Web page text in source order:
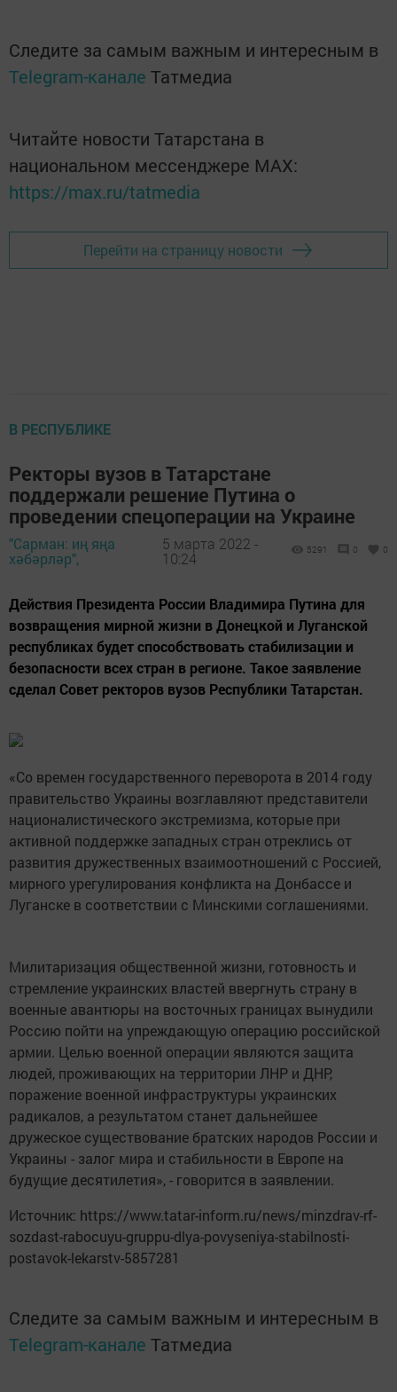
Следите за самым важным и интересным в
Telegram-канале Татмедиа
Читайте новости Татарстана в
национальном мессенджере MАХ:
https://max.ru/tatmedia
Перейти на страницу новости
В РЕСПУБЛИКЕ
Ректоры вузов в Татарстане
поддержали решение Путина о
проведении спецоперации на Украине
"Сарман: иң яңа
хәбәрләр",
5 марта 2022 -
10:24
5291 0 0
Действия Президента России Владимира Путина для
возвращения мирной жизни в Донецкой и Луганской
республиках будет способствовать стабилизации и
безопасности всех стран в регионе. Такое заявление
сделал Совет ректоров вузов Республики Татарстан.
«Со времен государственного переворота в 2014 году
правительство Украины возглавляют представители
националистического экстремизма, которые при
активной поддержке западных стран отреклись от
развития дружественных взаимоотношений с Россией,
мирного урегулирования конфликта на Донбассе и
Луганске в соответствии с Минскими соглашениями.
Милитаризация общественной жизни, готовность и
стремление украинских властей ввергнуть страну в
военные авантюры на восточных границах вынудили
Россию пойти на упреждающую операцию российской
армии. Целью военной операции являются защита
людей, проживающих на территории ЛНР и ДНР,
поражение военной инфраструктуры украинских
радикалов, а результатом станет дальнейшее
дружеское существование братских народов России и
Украины - залог мира и стабильности в Европе на
будущие десятилетия», - говорится в заявлении.
Источник: https://www.tatar-inform.ru/news/minzdrav-rf-
sozdast-rabocuyu-gruppu-dlya-povyseniya-stabilnosti-
postavok-lekarstv-5857281
Следите за самым важным и интересным в
Telegram-канале Татмедиа